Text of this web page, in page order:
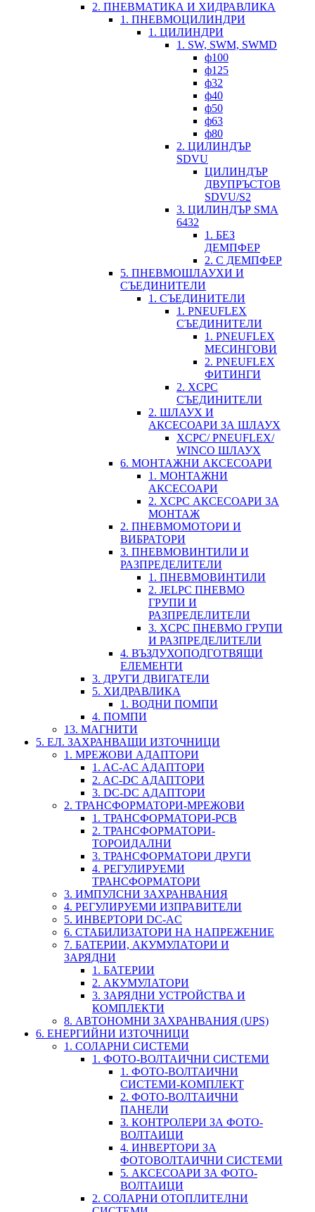
2. ПНЕВМАТИКА И ХИДРАВЛИКА
1. ПНЕВМОЦИЛИНДРИ
1. ЦИЛИНДРИ
1. SW, SWM, SWMD
ф100
ф125
ф32
ф40
ф50
ф63
ф80
2. ЦИЛИНДЪР
SDVU
ЦИЛИНДЪР
ДВУПРЪСТОВ
SDVU/S2
3. ЦИЛИНДЪР SMA
6432
1. БЕЗ
ДЕМПФЕР
2. С ДЕМПФЕР
5. ПНЕВМОШЛАУХИ И
СЪЕДИНИТЕЛИ
1. СЪЕДИНИТЕЛИ
1. PNEUFLEX
СЪЕДИНИТЕЛИ
1. PNEUFLEX
МЕСИНГОВИ
2. PNEUFLEX
ФИТИНГИ
2. XCPC
СЪЕДИНИТЕЛИ
2. ШЛАУХ И
АКСЕСОАРИ ЗА ШЛАУХ
XCPC/ PNEUFLEX/
WINCO ШЛАУХ
6. МОНТАЖНИ АКСЕСОАРИ
1. МОНТАЖНИ
АКСЕСОАРИ
2. XCPC АКСЕСОАРИ ЗА
МОНТАЖ
2. ПНЕВМОМОТОРИ И
ВИБРАТОРИ
3. ПНЕВМОВИНТИЛИ И
РАЗПРЕДЕЛИТЕЛИ
1. ПНЕВМОВИНТИЛИ
2. JELPC ПНЕВМО
ГРУПИ И
РАЗПРЕДЕЛИТЕЛИ
3. XCPC ПНЕВМО ГРУПИ
И РАЗПРЕДЕЛИТЕЛИ
4. ВЪЗДУХОПОДГОТВЯЩИ
ЕЛЕМЕНТИ
3. ДРУГИ ДВИГАТЕЛИ
5. ХИДРАВЛИКА
1. ВОДНИ ПОМПИ
4. ПОМПИ
13. МАГНИТИ
5. ЕЛ. ЗАХРАНВАЩИ ИЗТОЧНИЦИ
1. МРЕЖОВИ АДАПТОРИ
1. AC-AC АДАПТОРИ
2. AC-DC АДАПТОРИ
3. DC-DC АДАПТОРИ
2. ТРАНСФОРМАТОРИ-МРЕЖОВИ
1. ТРАНСФОРМАТОРИ-PCB
2. ТРАНСФОРМАТОРИ-
ТОРОИДАЛНИ
3. ТРАНСФОРМАТОРИ ДРУГИ
4. РЕГУЛИРУЕМИ
ТРАНСФОРМАТОРИ
3. ИМПУЛСНИ ЗАХРАНВАНИЯ
4. РЕГУЛИРУЕМИ ИЗПРАВИТЕЛИ
5. ИНВЕРТОРИ DC-AC
6. СТАБИЛИЗАТОРИ НА НАПРЕЖЕНИЕ
7. БАТЕРИИ, АКУМУЛАТОРИ И
ЗАРЯДНИ
1. БАТЕРИИ
2. АКУМУЛАТОРИ
3. ЗАРЯДНИ УСТРОЙСТВА И
КОМПЛЕКТИ
8. АВТОНОМНИ ЗАХРАНВАНИЯ (UPS)
6. ЕНЕРГИЙНИ ИЗТОЧНИЦИ
1. СОЛАРНИ СИСТЕМИ
1. ФОТО-ВОЛТАИЧНИ СИСТЕМИ
1. ФОТО-ВОЛТАИЧНИ
СИСТЕМИ-КОМПЛЕКТ
2. ФОТО-ВОЛТАИЧНИ
ПАНЕЛИ
3. КОНТРОЛЕРИ ЗА ФОТО-
ВОЛТАИЦИ
4. ИНВЕРТОРИ ЗА
ФОТОВОЛТАИЧНИ СИСТЕМИ
5. АКСЕСОАРИ ЗА ФОТО-
ВОЛТАИЦИ
2. СОЛАРНИ ОТОПЛИТЕЛНИ